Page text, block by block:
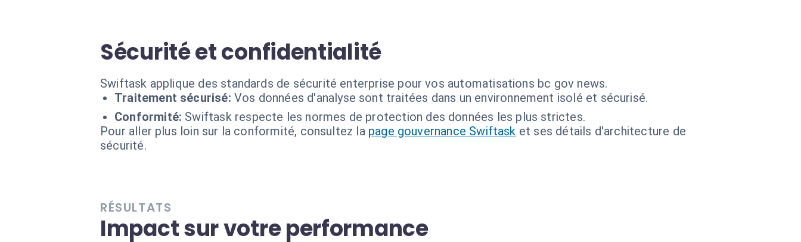
Sécurité et confidentialité
Swiftask applique des standards de sécurité enterprise pour vos automatisations bc gov news.
Traitement sécurisé: Vos données d'analyse sont traitées dans un environnement isolé et sécurisé.
Conformité: Swiftask respecte les normes de protection des données les plus strictes.
Pour aller plus loin sur la conformité, consultez la page gouvernance Swiftask et ses détails d'architecture de
sécurité.
RÉSULTATS
Impact sur votre performance